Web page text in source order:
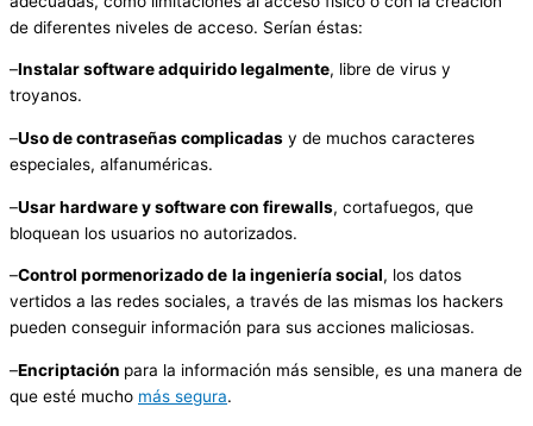
de diferentes niveles de acceso. Serían éstas:
–Instalar software adquirido legalmente, libre de virus y
troyanos.
–Uso de contraseñas complicadas y de muchos caracteres
especiales, alfanuméricas.
–Usar hardware y software con firewalls, cortafuegos, que
bloquean los usuarios no autorizados.
–Control pormenorizado de la ingeniería social, los datos
vertidos a las redes sociales, a través de las mismas los hackers
pueden conseguir información para sus acciones maliciosas.
–Encriptación para la información más sensible, es una manera de
que esté mucho más segura.